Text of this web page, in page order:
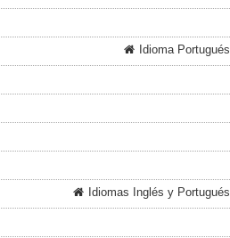
Idioma Portugués
Idiomas Inglés y Portugués